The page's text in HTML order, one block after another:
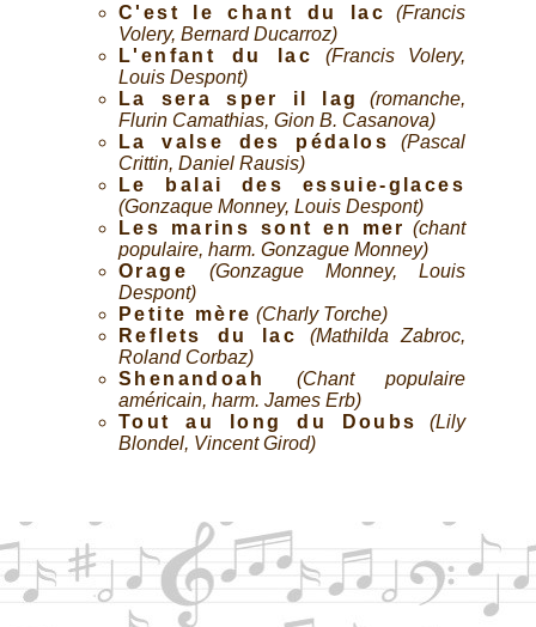
C'est le chant du lac
(Francis
Volery, Bernard Ducarroz)
L'enfant du lac
(Francis Volery,
Louis Despont)
La sera sper il lag
(romanche,
Flurin Camathias, Gion B. Casanova)
La valse des pédalos
(Pascal
Crittin, Daniel Rausis)
Le balai des essuie-glaces
(Gonzaque Monney, Louis Despont)
Les marins sont en mer (chant
populaire, harm. Gonzague Monney)
Orage
(Gonzague Monney, Louis
Despont)
Petite mère (Charly Torche)
Reflets du lac
(Mathilda Zabroc,
Roland Corbaz)
Shenandoah
(Chant populaire
américain, harm. James Erb)
Tout au long du Doubs
(Lily
Blondel, Vincent Girod)